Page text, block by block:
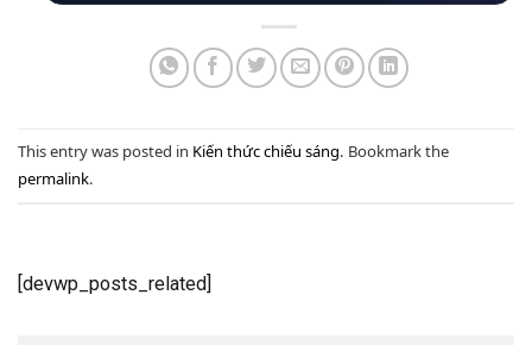
This entry was posted in Kiến thức chiếu sáng. Bookmark the
permalink.
[devwp_posts_related]